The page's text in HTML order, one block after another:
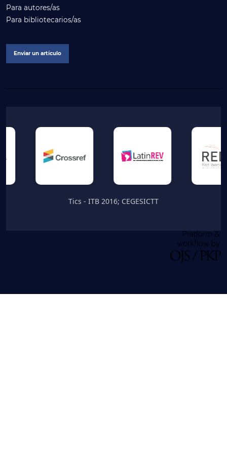
Para autores/as
Para bibliotecarios/as
Enviar un artículo
Tics - ITB 2016; CEGESICTT